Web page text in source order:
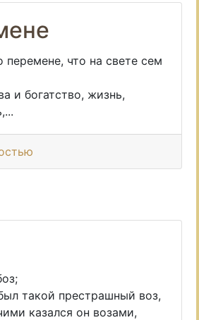
перемене, что на свете сем
и богатство, жизнь,
такой престрашный воз,
казался он возами,